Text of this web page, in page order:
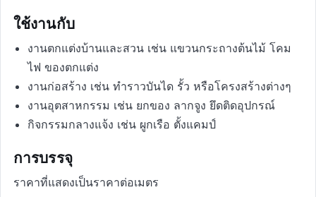
ใช้งานกับ
งานตกแต่งบ้านและสวน เช่น แขวนกระถางต้นไม้ โคม
ไฟ ของตกแต่ง
งานก่อสร้าง เช่น ทำราวบันได รั้ว หรือโครงสร้างต่างๆ
งานอุตสาหกรรม เช่น ยกของ ลากจูง ยึดติดอุปกรณ์
กิจกรรมกลางแจ้ง เช่น ผูกเรือ ตั้งแคมป์
การบรรจุ
ราคาที่แสดงเป็นราคาต่อเมตร